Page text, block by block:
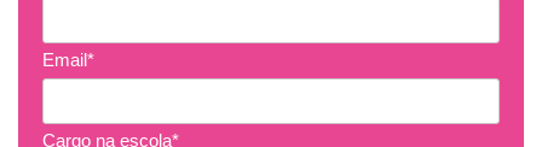
Email*
Cargo na escola*